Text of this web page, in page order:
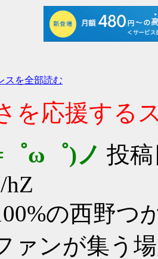
スを全部読む
を応援する
゜ω゜)ノ 投稿
hZ
の西野つ
ァンが集う